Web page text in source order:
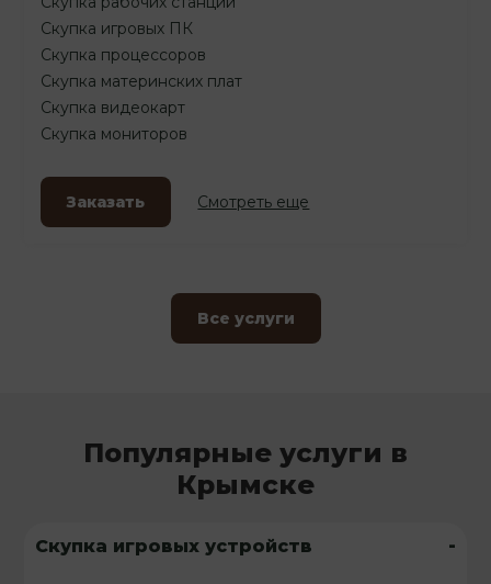
Скупка игровых ПК
Скупка процессоров
Скупка материнских плат
Скупка видеокарт
Скупка мониторов
Заказать Смотреть еще
Все услуги
Популярные услуги в
Крымске
Скупка игровых устройств -